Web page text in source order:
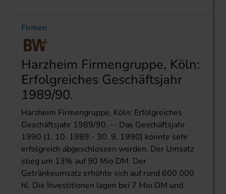
Firmen
Harzheim Firmengruppe, Köln:
Erfolgreiches Geschäftsjahr
1989/90.
Harzheim Firmengruppe, Köln: Erfolgreiches
Geschäftsjahr 1989/90. -- Das Geschäftsjahr
1990 (1. 10. 1989 - 30. 9. 1990) konnte sehr
erfolgreich abgeschlossen werden. Der Umsatz
stieg um 13% auf 90 Mio DM. Der
Getränkeumsatz erhöhte sich auf rund 600 000
hl. Die Investitionen lagen bei 7 Mio DM und